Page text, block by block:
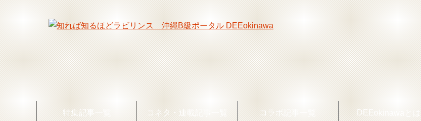
特集記事一覧 コネタ・連載記事一覧 コラボ記事一覧 DEEokinawaとは